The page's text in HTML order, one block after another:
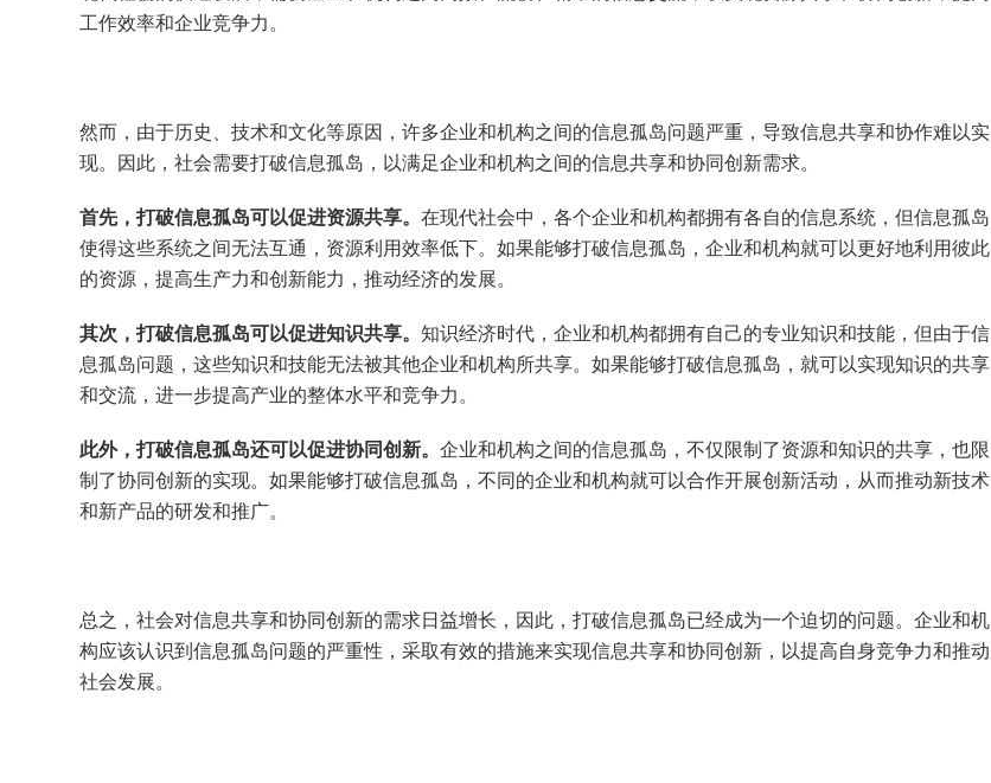
工作效率和企业竞争力。
然而，由于历史、技术和文化等原因，许多企业和机构之间的信息孤岛问题严重，导致信息共享和协作难以实
现。因此，社会需要打破信息孤岛，以满足企业和机构之间的信息共享和协同创新需求。
首先，打破信息孤岛可以促进资源共享。在现代社会中，各个企业和机构都拥有各自的信息系统，但信息孤岛
使得这些系统之间无法互通，资源利用效率低下。如果能够打破信息孤岛，企业和机构就可以更好地利用彼此
的资源，提高生产力和创新能力，推动经济的发展。
其次，打破信息孤岛可以促进知识共享。知识经济时代，企业和机构都拥有自己的专业知识和技能，但由于信
息孤岛问题，这些知识和技能无法被其他企业和机构所共享。如果能够打破信息孤岛，就可以实现知识的共享
和交流，进一步提高产业的整体水平和竞争力。
此外，打破信息孤岛还可以促进协同创新。企业和机构之间的信息孤岛，不仅限制了资源和知识的共享，也限
制了协同创新的实现。如果能够打破信息孤岛，不同的企业和机构就可以合作开展创新活动，从而推动新技术
和新产品的研发和推广。
总之，社会对信息共享和协同创新的需求日益增长，因此，打破信息孤岛已经成为一个迫切的问题。企业和机
构应该认识到信息孤岛问题的严重性，采取有效的措施来实现信息共享和协同创新，以提高自身竞争力和推动
社会发展。